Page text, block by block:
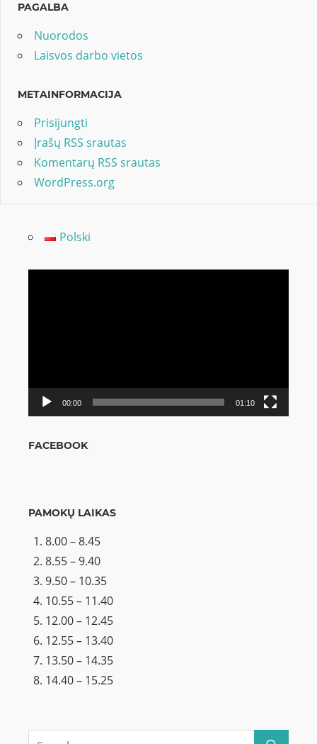
PAGALBA
Nuorodos
Laisvos darbo vietos
METAINFORMACIJA
Prisijungti
Įrašų RSS srautas
Komentarų RSS srautas
WordPress.org
Polski
00:00 01:10
FACEBOOK
PAMOKŲ LAIKAS
8.00 – 8.45
8.55 – 9.40
9.50 – 10.35
10.55 – 11.40
12.00 – 12.45
12.55 – 13.40
13.50 – 14.35
14.40 – 15.25